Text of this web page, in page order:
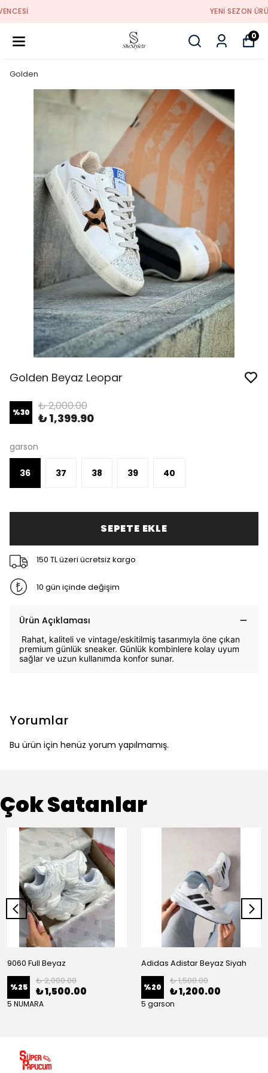
0
Golden
Golden Beyaz Leopar
%30 ₺ 2,000.00
₺ 1,399.90
garson
36 37 38 39 40
SEPETE EKLE
150 TL üzeri ücretsiz kargo
10 gün içinde değişim
Ürün Açıklaması
Rahat, kaliteli ve vintage/eskitilmiş tasarımıyla öne çıkan
premium günlük sneaker. Günlük kombinlere kolay uyum
sağlar ve uzun kullanımda konfor sunar.
Yorumlar
Bu ürün için henüz yorum yapılmamış.
Çok Satanlar
9060 Full Beyaz
%25
₺ 2,000.00
₺ 1,500.00
5 NUMARA
Adidas Adistar Beyaz Siyah
%20
₺ 1,500.00
₺ 1,200.00
5 garson